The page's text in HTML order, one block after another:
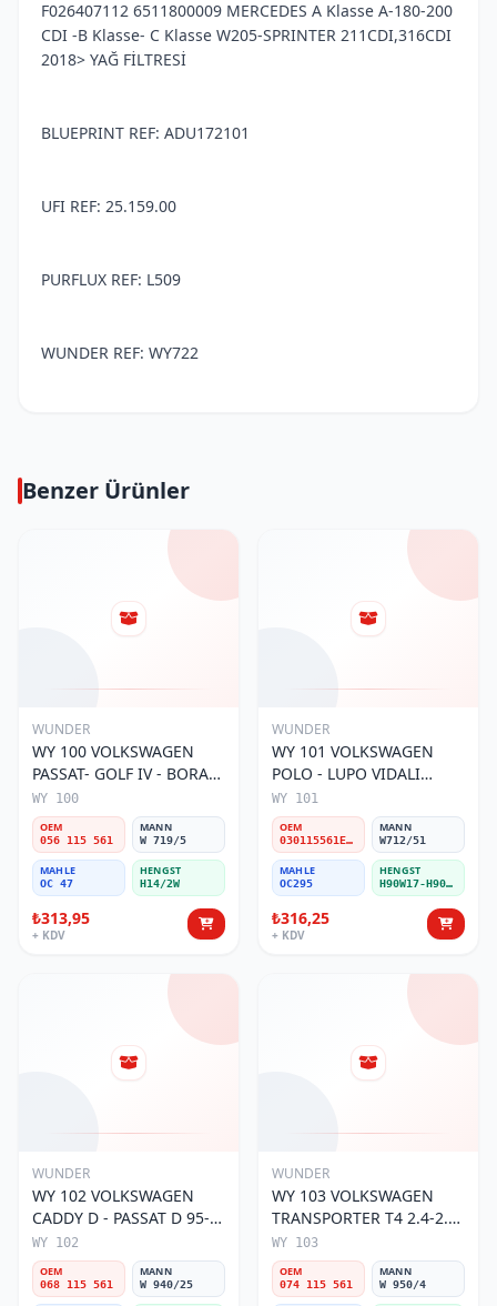
F026407112 6511800009 MERCEDES A Klasse A-180-200
CDI -B Klasse- C Klasse W205-SPRINTER 211CDI,316CDI
2018> YAĞ FİLTRESİ
BLUEPRINT REF: ADU172101
UFI REF: 25.159.00
PURFLUX REF: L509
WUNDER REF: WY722
Benzer Ürünler
WUNDER
WY 100 VOLKSWAGEN
PASSAT- GOLF IV - BORA
056 115 561 Yağ Filtresi
WY 100
OEM
056 115 561
MANN
W 719/5
MAHLE
OC 47
HENGST
H14/2W
₺313,95
+ KDV
WUNDER
WY 101 VOLKSWAGEN
POLO - LUPO VIDALI
030115561E Yağ Filtresi
WY 101
OEM
030115561E / 030115561AA / 030115561AB / 030115561AD
MANN
W712/51
MAHLE
OC295
HENGST
H90W17-H90W11
₺316,25
+ KDV
WUNDER
WY 102 VOLKSWAGEN
CADDY D - PASSAT D 95-
01 068 115 561 Yağ
Filtresi
WY 102
OEM
068 115 561
MANN
W 940/25
WUNDER
WY 103 VOLKSWAGEN
TRANSPORTER T4 2.4-2.5
MOTOR 074 115 561 Yağ
Filtresi
WY 103
OEM
074 115 561
MANN
W 950/4